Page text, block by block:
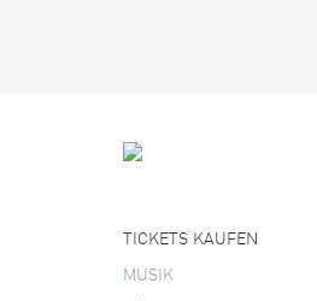
TICKETS KAUFEN
MUSIK